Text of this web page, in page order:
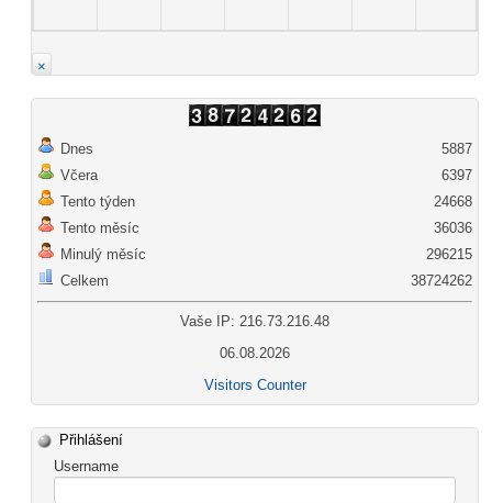
×
Dnes
Včera
Tento týden
Tento měsíc
Minulý měsíc
Celkem
5887
6397
24668
36036
296215
38724262
Vaše IP: 216.73.216.48
06.08.2026
Visitors Counter
Přihlášení
Username